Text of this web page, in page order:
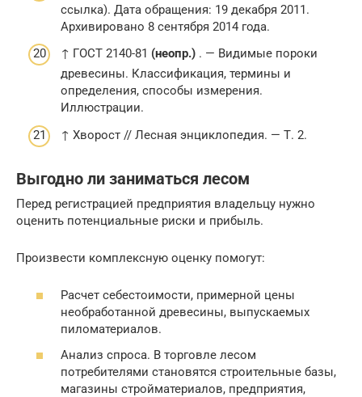
ссылка). Дата обращения: 19 декабря 2011.
Архивировано 8 сентября 2014 года.
↑ ГОСТ 2140-81 (неопр.) . — Видимые пороки
древесины. Классификация, термины и
определения, способы измерения.
Иллюстрации.
↑ Хворост // Лесная энциклопедия. — Т. 2.
Выгодно ли заниматься лесом
Перед регистрацией предприятия владельцу нужно
оценить потенциальные риски и прибыль.
Произвести комплексную оценку помогут:
Расчет себестоимости, примерной цены
необработанной древесины, выпускаемых
пиломатериалов.
Анализ спроса. В торговле лесом
потребителями становятся строительные базы,
магазины стройматериалов, предприятия,